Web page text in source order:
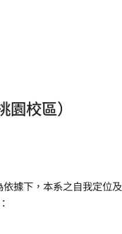
校區）
據下，本系之自我定位及